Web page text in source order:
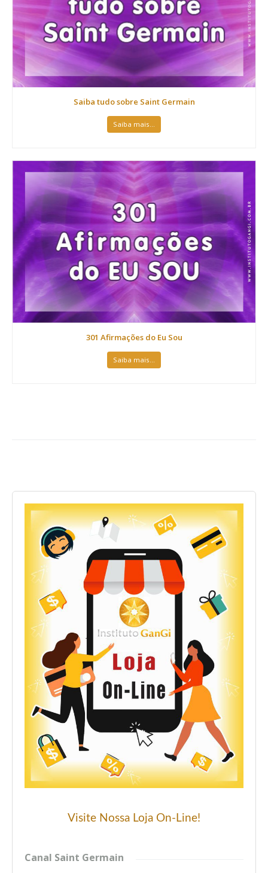
Saiba tudo sobre Saint Germain
Saiba mais...
301 Afirmações do Eu Sou
Saiba mais...
Visite Nossa Loja On-Line!
Canal Saint Germain